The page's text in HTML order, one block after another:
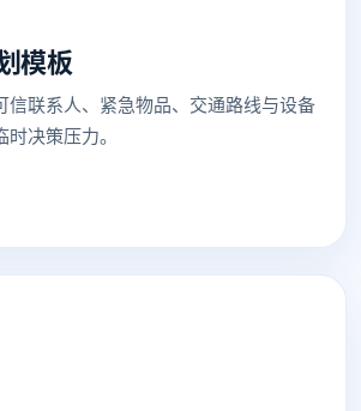
模板
信联系人、紧急物品、交通路线与设备
决策压力。